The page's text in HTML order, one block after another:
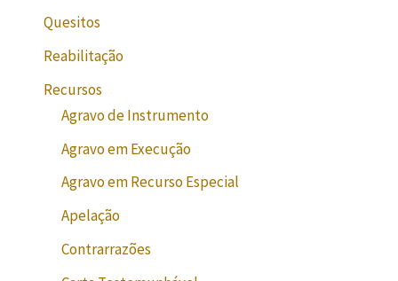
Quesitos
Reabilitação
Recursos
Agravo de Instrumento
Agravo em Execução
Agravo em Recurso Especial
Apelação
Contrarrazões